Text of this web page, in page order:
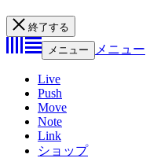
終了する
メニュー
メニュー
Live
Push
Move
Note
Link
ショップ